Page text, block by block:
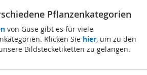
Pflanzenkategorien
von Güse gibt es für viele
Klicken Sie hier, um zu den
Bildstecketiketten zu gelangen.